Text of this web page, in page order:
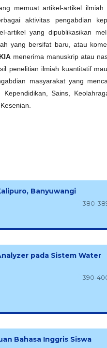
memuat artikel-artikel ilmiah
aktivitas pengabdian
artikel yang dipublikasikan
yang bersifat baru, atau
menerima manuskrip atau
penelitian ilmiah kuantitatif
masyarakat yang
Sains,
Banyuwangi
380-
pada Sistem Water
390-
Bahasa Inggris Siswa